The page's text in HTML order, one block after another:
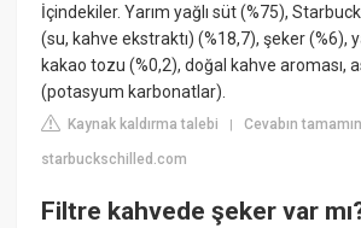
İçindekiler. Yarım yağlı süt (%75),
(su, kahve ekstraktı) (%18,7), şeker (%6),
kakao tozu (%0,2), doğal kahve aroması,
(potasyum karbonatlar).
Kaynak kaldırma talebi |Cevabın
starbuckschilled.com
Filtre kahvede şeker var